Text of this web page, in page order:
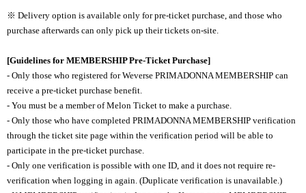
※ Delivery option is available only for pre-ticket purchase, and those who
purchase afterwards can only pick up their tickets on-site.
[Guidelines for MEMBERSHIP Pre-Ticket Purchase]
- Only those who registered for Weverse PRIMADONNA MEMBERSHIP can
receive a pre-ticket purchase benefit.
- You must be a member of Melon Ticket to make a purchase.
- Only those who have completed PRIMADONNA MEMBERSHIP verification
through the ticket site page within the verification period will be able to
participate in the pre-ticket purchase.
- Only one verification is possible with one ID, and it does not require re-
verification when logging in again. (Duplicate verification is unavailable.)